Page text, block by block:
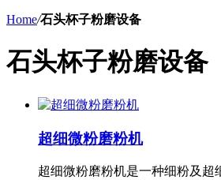
Home/石头杯子粉磨设备
石头杯子粉磨设备
超细微粉磨粉机
超细微粉磨粉机是一种细粉及超